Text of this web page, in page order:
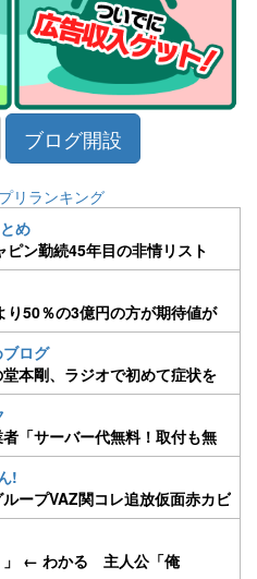
ブログ開設
リランキング
め
ピン勤続45年目の非情リスト
終了 ［H30/2/13］
り50％の3億円の方が期待値が
馬鹿」文系ワイ「はえー」
ログ
堂本剛、ラジオで初めて症状を
くことに今の僕は耐えられな
「サーバー代無料！取付も無
約や！」
!
ープVAZ関コレ追放仮面赤カビ
」 ← わかる 主人公「俺